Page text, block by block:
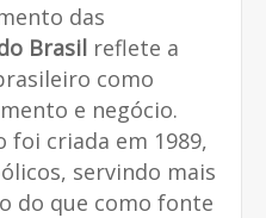
das
Brasil reflete a
como
e negócio.
foi criada em 1989,
servindo mais
do que como fonte